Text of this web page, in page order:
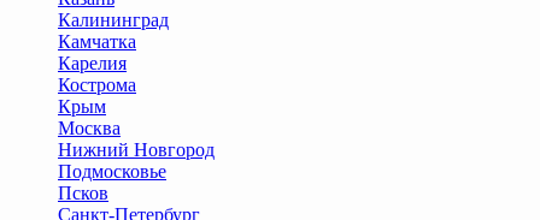
Калининград
Камчатка
Карелия
Кострома
Крым
Москва
Нижний Новгород
Подмосковье
Псков
Санкт-Петербург